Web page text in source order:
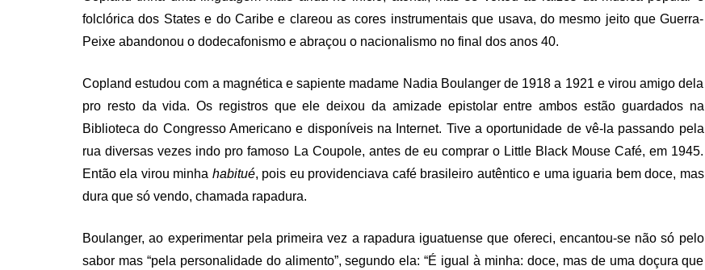
folclórica dos States e do Caribe e clareou as cores instrumentais que usava, do mesmo jeito que Guerra-
Peixe abandonou o dodecafonismo e abraçou o nacionalismo no final dos anos 40.
Copland estudou com a magnética e sapiente madame Nadia Boulanger de 1918 a 1921 e virou amigo dela
pro resto da vida. Os registros que ele deixou da amizade epistolar entre ambos estão guardados na
Biblioteca do Congresso Americano e disponíveis na Internet. Tive a oportunidade de vê-la passando pela
rua diversas vezes indo pro famoso La Coupole, antes de eu comprar o Little Black Mouse Café, em 1945.
Então ela virou minha habitué, pois eu providenciava café brasileiro autêntico e uma iguaria bem doce, mas
dura que só vendo, chamada rapadura.
Boulanger, ao experimentar pela primeira vez a rapadura iguatuense que ofereci, encantou-se não só pelo
sabor mas “pela personalidade do alimento”, segundo ela: “É igual à minha: doce, mas de uma doçura que